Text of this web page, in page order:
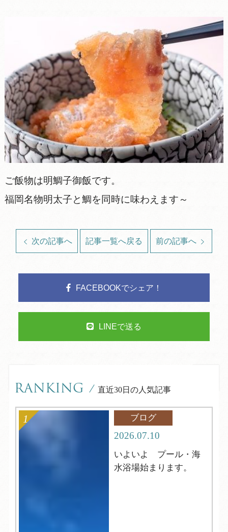
ご飯物は明鯛子御飯です。
福岡名物明太子と鯛を同時に味わえます～
次の記事へ 記事一覧へ戻る 前の記事へ
FACEBOOKでシェア！
LINEで送る
RANKING / 直近30日の人気記事
ブログ
2026.07.10
いよいよ プール・海
水浴場始まります。